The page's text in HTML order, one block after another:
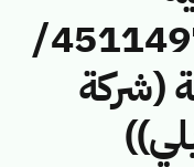
المعلومات رقم (45114971/
(شركة